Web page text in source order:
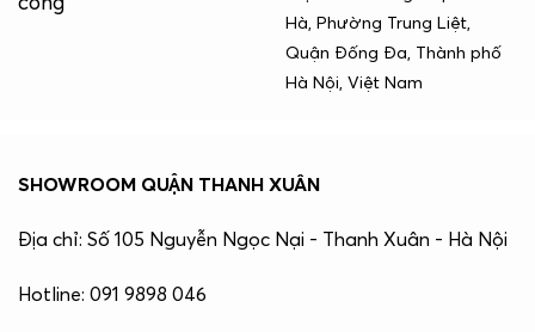
Hà, Phường Trung Liệt,
Quận Đống Đa, Thành phố
Hà Nội, Việt Nam
SHOWROOM QUẬN THANH XUÂN
Địa chỉ: Số 105 Nguyễn Ngọc Nại - Thanh Xuân - Hà Nội
Hotline: 091 9898 046